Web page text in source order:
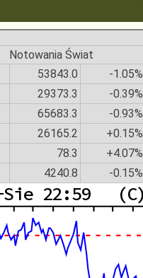
Notowania Świat
53843.0 -1.05%
29373.3 -0.39%
65683.3 -0.93%
26165.2 +0.15%
78.3 +4.07%
4240.8 -0.15%